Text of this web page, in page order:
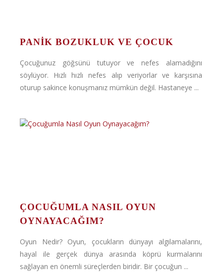
PANIK BOZUKLUK VE ÇOCUK
Çocuğunuz göğsünü tutuyor ve nefes alamadığını
söylüyor. Hızlı hızlı nefes alıp veriyorlar ve karşısına
oturup sakince konuşmanız mümkün değil. Hastaneye ...
ÇOCUĞUMLA NASIL OYUN
OYNAYACAĞIM?
Oyun Nedir? Oyun, çocukların dünyayı algılamalarını,
hayal ile gerçek dünya arasında köprü kurmalarını
sağlayan en önemli süreçlerden biridir. Bir çocuğun ...